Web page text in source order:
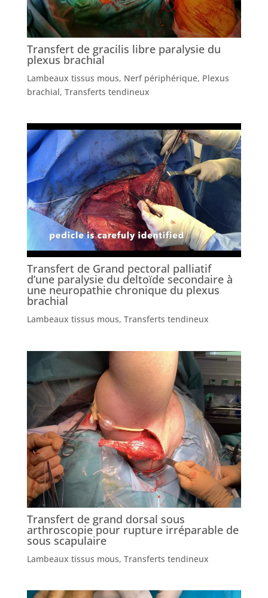
Transfert de gracilis libre paralysie du
plexus brachial
Lambeaux tissus mous, Nerf périphérique, Plexus
brachial, Transferts tendineux
Transfert de Grand pectoral palliatif
d’une paralysie du deltoïde secondaire à
une neuropathie chronique du plexus
brachial
Lambeaux tissus mous, Transferts tendineux
Transfert de grand dorsal sous
arthroscopie pour rupture irréparable de
sous scapulaire
Lambeaux tissus mous, Transferts tendineux